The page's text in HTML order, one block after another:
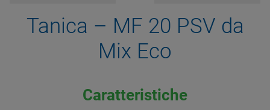
Tanica – MF 20 PSV da
Mix Eco
Caratteristiche